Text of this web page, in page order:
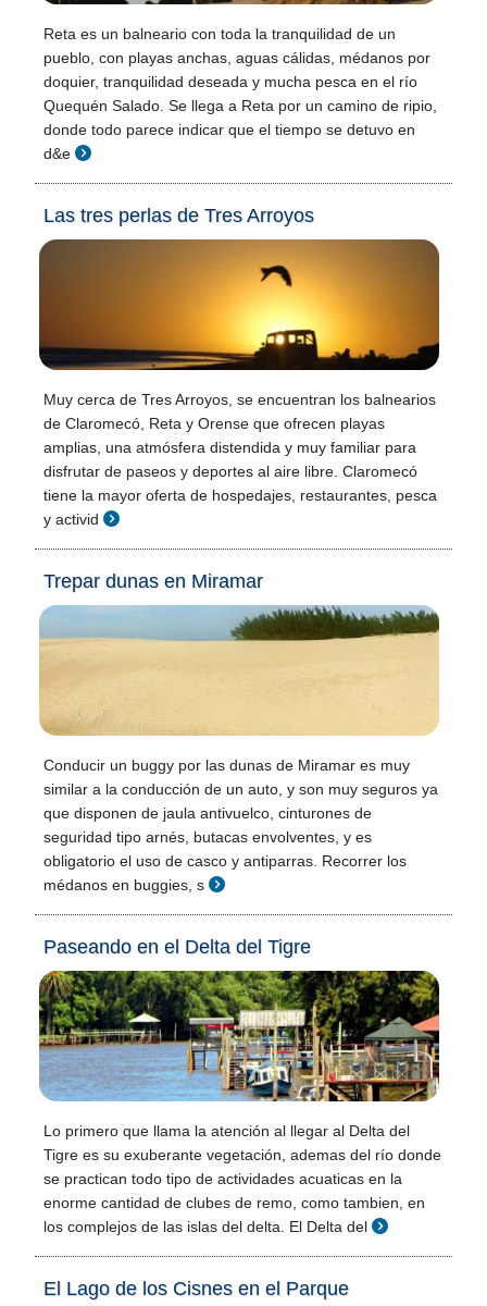
Reta es un balneario con toda la tranquilidad de un
pueblo, con playas anchas, aguas cálidas, médanos por
doquier, tranquilidad deseada y mucha pesca en el río
Quequén Salado. Se llega a Reta por un camino de ripio,
donde todo parece indicar que el tiempo se detuvo en
d&e
Las tres perlas de Tres Arroyos
Muy cerca de Tres Arroyos, se encuentran los balnearios
de Claromecó, Reta y Orense que ofrecen playas
amplias, una atmósfera distendida y muy familiar para
disfrutar de paseos y deportes al aire libre. Claromecó
tiene la mayor oferta de hospedajes, restaurantes, pesca
y activid
Trepar dunas en Miramar
Conducir un buggy por las dunas de Miramar es muy
similar a la conducción de un auto, y son muy seguros ya
que disponen de jaula antivuelco, cinturones de
seguridad tipo arnés, butacas envolventes, y es
obligatorio el uso de casco y antiparras. Recorrer los
médanos en buggies, s
Paseando en el Delta del Tigre
Lo primero que llama la atención al llegar al Delta del
Tigre es su exuberante vegetación, ademas del río donde
se practican todo tipo de actividades acuaticas en la
enorme cantidad de clubes de remo, como tambien, en
los complejos de las islas del delta. El Delta del
El Lago de los Cisnes en el Parque